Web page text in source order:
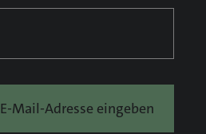
E-Mail-Adresse eingeben